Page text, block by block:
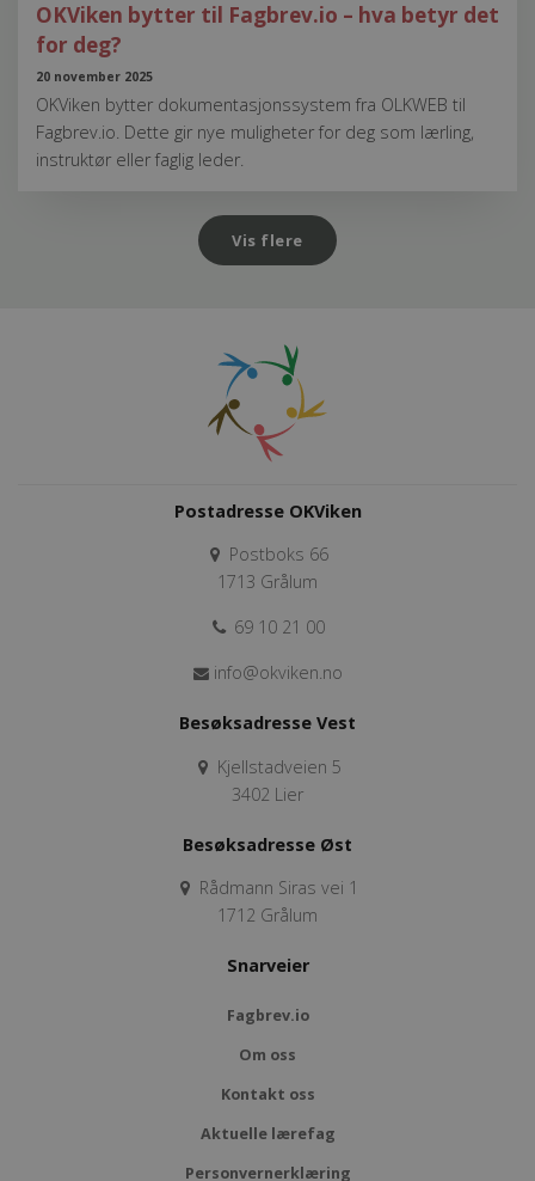
OKViken bytter til Fagbrev.io – hva betyr det
for deg?
20 november 2025
OKViken bytter dokumentasjonssystem fra OLKWEB til
Fagbrev.io. Dette gir nye muligheter for deg som lærling,
instruktør eller faglig leder.
Vis flere
Postadresse OKViken
Postboks 66
1713 Grålum
69 10 21 00
info@okviken.no
Besøksadresse Vest
Kjellstadveien 5
3402 Lier
Besøksadresse Øst
Rådmann Siras vei 1
1712 Grålum
Snarveier
Fagbrev.io
Om oss
Kontakt oss
Aktuelle lærefag
Personvernerklæring